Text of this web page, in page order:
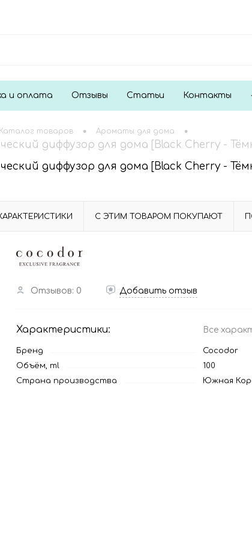
и оплата Отзывы Статьи Контакты
Каталог товаров • Ароматы для дома •
диффузор для дома [Black Cherry -
диффузор для дома [Black Cherry -
С ЭТИМ ТОВАРОМ ПОКУПАЮТ
Отзывов: 0 Добавить отзыв
Характеристики: Все
Бренд
Cocodor
Объём, ml
100
Страна производства
Южная